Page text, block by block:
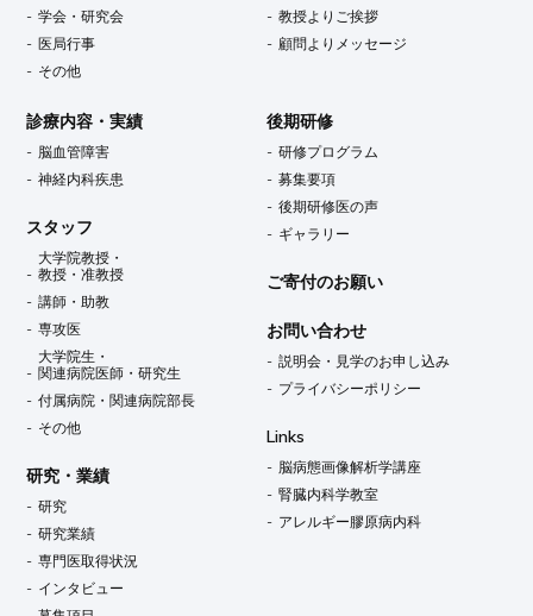
学会・研究会
医局行事
その他
教授よりご挨拶
顧問よりメッセージ
診療内容・実績
脳血管障害
神経内科疾患
スタッフ
大学院教授・
教授・准教授
講師・助教
専攻医
大学院生・
関連病院医師・研究生
付属病院・関連病院部長
その他
研究・業績
研究
研究業績
専門医取得状況
インタビュー
後期研修
研修プログラム
募集要項
後期研修医の声
ギャラリー
ご寄付のお願い
お問い合わせ
説明会・見学のお申し込み
プライバシーポリシー
Links
脳病態画像解析学講座
腎臓内科学教室
アレルギー膠原病内科